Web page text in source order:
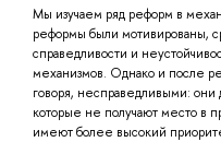
Мы изучаем ряд реформ в
реформы были мотивированы,
справедливости и
механизмов. Однако и после
говоря, несправедливыми:
которые не получают место в
имеют более высокий